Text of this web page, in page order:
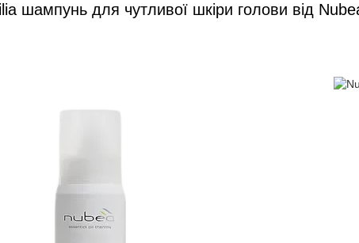
шампунь для чутливої шкіри голови від